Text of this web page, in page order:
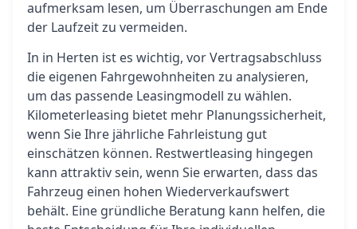
aufmerksam lesen, um Überraschungen am Ende
der Laufzeit zu vermeiden.
In in Herten ist es wichtig, vor Vertragsabschluss
die eigenen Fahrgewohnheiten zu analysieren,
um das passende Leasingmodell zu wählen.
Kilometerleasing bietet mehr Planungssicherheit,
wenn Sie Ihre jährliche Fahrleistung gut
einschätzen können. Restwertleasing hingegen
kann attraktiv sein, wenn Sie erwarten, dass das
Fahrzeug einen hohen Wiederverkaufswert
behält. Eine gründliche Beratung kann helfen, die